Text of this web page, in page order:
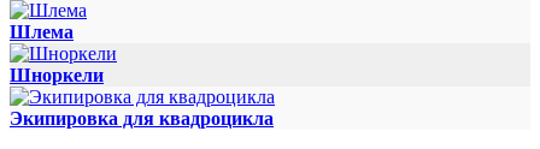
Шлема
Шноркели
Экипировка для квадроцикла